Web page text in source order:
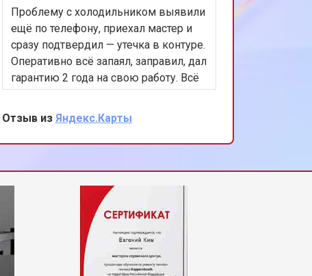
Проблему с холодильником выявили
ещё по телефону, приехал мастер и
сразу подтвердил — утечка в контуре.
Оперативно всё запаял, заправил, дал
гарантию 2 года на свою работу. Всё
работает, я доволен. Теперь только
сюда и номер сохранил себе)
Отзыв из Яндекс.Карты